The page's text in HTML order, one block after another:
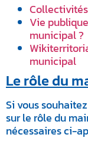
Vie
municipal ?
municipal
Le rôle du
Si vous
sur le rôle du
nécessaires ci-